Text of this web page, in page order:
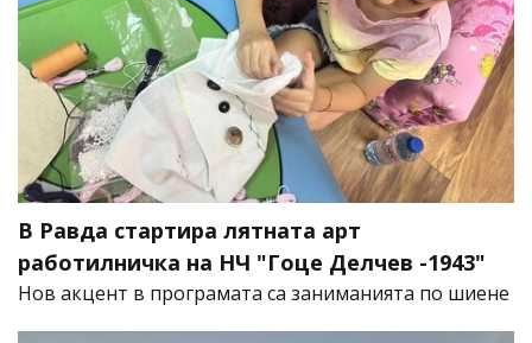
В Равда стартира лятната арт
работилничка на НЧ "Гоце Делчев -1943"
Нов акцент в програмата са заниманията по шиене